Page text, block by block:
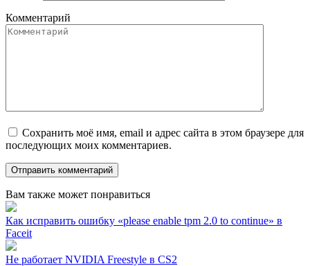
Комментарий
Сохранить моё имя, email и адрес сайта в этом браузере для
последующих моих комментариев.
Вам также может понравиться
Как исправить ошибку «please enable tpm 2.0 to continue» в
Faceit
Не работает NVIDIA Freestyle в CS2